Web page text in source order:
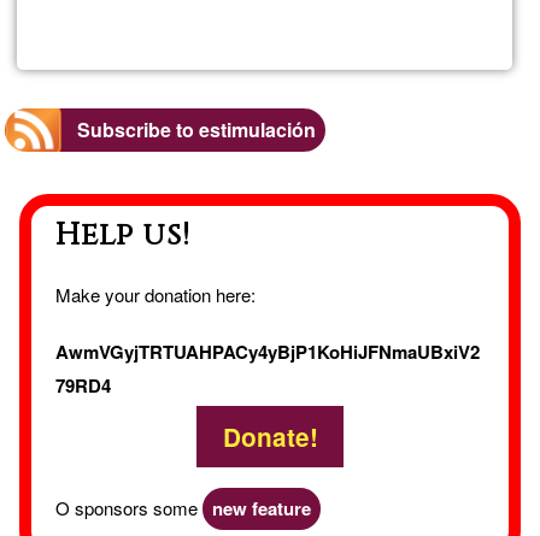
Subscribe to estimulación
Help us!
Make your donation here:
AwmVGyjTRTUAHPACy4yBjP1KoHiJFNmaUBxiV2
79RD4
Donate!
O sponsors some new feature